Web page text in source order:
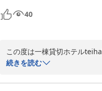
40
この度は一棟貸切ホテル
ありがとうございました。冬
光や景色が楽しめる土地で
続きを読む